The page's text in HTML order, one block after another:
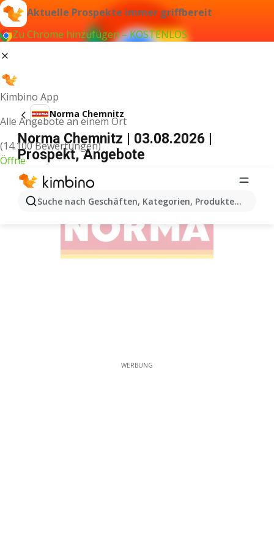
Aktuelle Prospekte immer griffbereit
Zu Chrome hinzufügen – KOSTENLOS
Kimbino App
Alle Angebote an einem Ort
(14.100 Bewertungen)
Öffne
Suche nach Geschäften, Kategorien, Produkten...
Norma Chemnitz
Norma Chemnitz | 03.08.2026 |
Prospekt, Angebote
WERBUNG